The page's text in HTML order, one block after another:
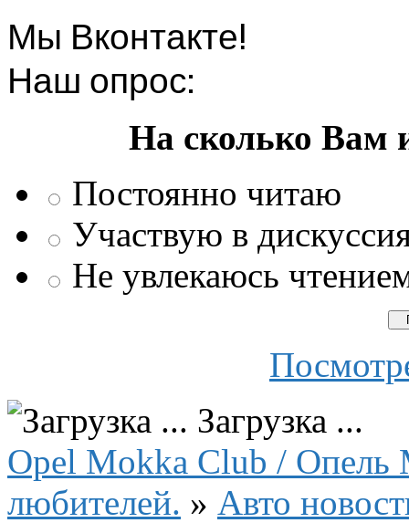
Мы Вконтакте!
Наш опрос:
На сколько Вам
Постоянно читаю
Участвую в
Не увлекаюсь
Загрузка ...
Opel Mokka Club / Опель
любителей. » Авто